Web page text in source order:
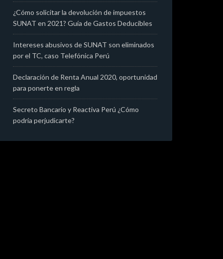
¿Cómo solicitar la devolución de impuestos
SUNAT en 2021? Guía de Gastos Deducibles
Intereses abusivos de SUNAT son eliminados
por el TC, caso Telefónica Perú
Declaración de Renta Anual 2020, oportunidad
para ponerte en regla
Secreto Bancario y Reactiva Perú ¿Cómo
podría perjudicarte?